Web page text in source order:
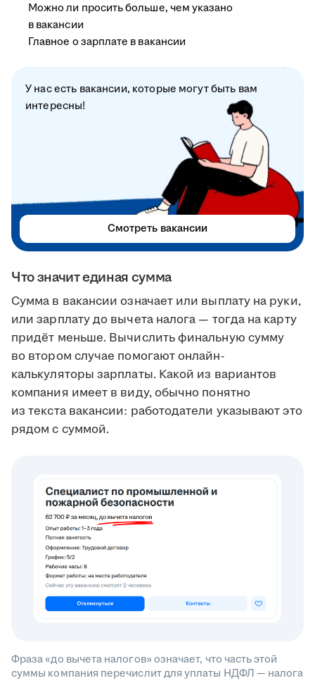
Что значит единая сумма
Сумма в вакансии означает или выплату на руки,
или зарплату до вычета налога — тогда на карту
придёт меньше. Вычислить финальную сумму
во втором случае помогают онлайн-
калькуляторы зарплаты. Какой из вариантов
компания имеет в виду, обычно понятно
из текста вакансии: работодатели указывают это
рядом с суммой.
Фраза «до вычета налогов» означает, что часть этой
суммы компания перечислит для уплаты НДФЛ — налога
Можно ли просить больше, чем указано
в вакансии
Главное о зарплате в вакансии
У нас есть вакансии, которые могут быть вам
интересны!
Смотреть вакансии